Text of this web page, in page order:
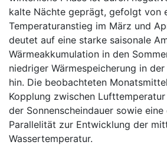
kalte Nächte geprägt, gefolgt von
Temperaturanstieg im März und
deutet auf eine starke saisonale
Wärmeakkumulation in den
niedriger Wärmespeicherung in
hin. Die beobachteten
Kopplung zwischen
der Sonnenscheindauer sowie
Parallelität zur Entwicklung der
Wassertemperatur.